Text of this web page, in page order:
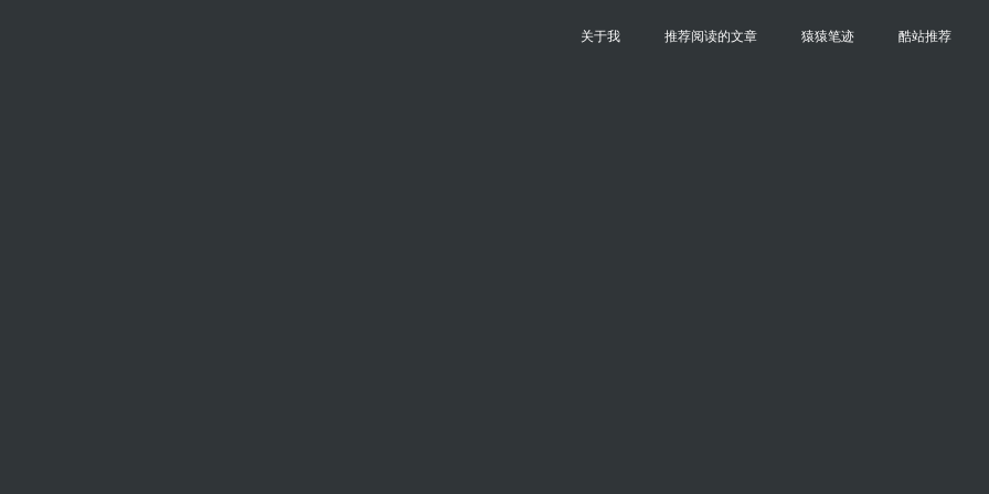
关于我 推荐阅读的文章 猿猿笔迹 酷站推荐